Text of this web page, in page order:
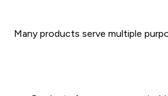
Many products serve multiple